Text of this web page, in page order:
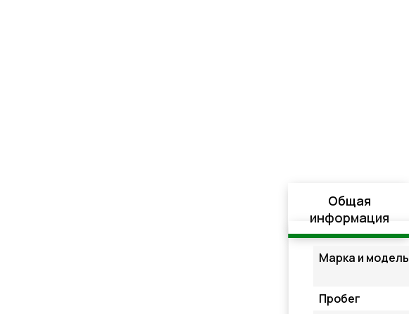
Общая
информация
Марка и модель
Пробег